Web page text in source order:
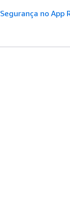
Segurança no App